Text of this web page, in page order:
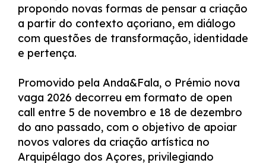
propondo novas formas de pensar a criação
a partir do contexto açoriano, em diálogo
com questões de transformação, identidade
e pertença.
Promovido pela Anda&Fala, o Prémio nova
vaga 2026 decorreu em formato de open
call entre 5 de novembro e 18 de dezembro
do ano passado, com o objetivo de apoiar
novos valores da criação artística no
Arquipélago dos Açores, privilegiando